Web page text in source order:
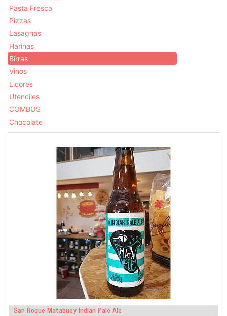
Pasta Fresca
Pizzas
Lasagnas
Harinas
Birras
Vinos
Licores
Utenciles
COMBOS
Chocolate
San Roque Matabuey Indian Pale Ale